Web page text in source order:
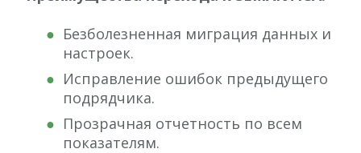
Безболезненная миграция данных и
настроек.
Исправление ошибок предыдущего
подрядчика.
Прозрачная отчетность по всем
показателям.